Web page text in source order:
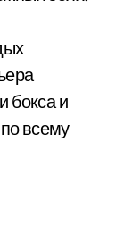
бокса и
всему